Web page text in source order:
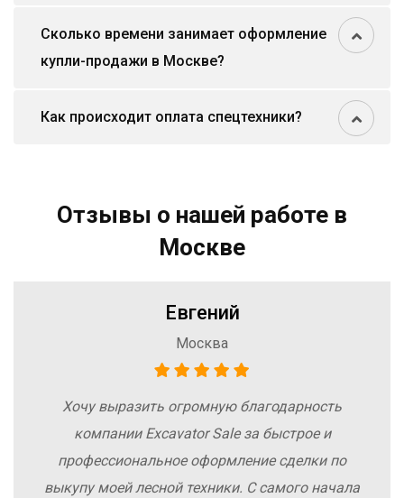
Сколько времени занимает оформление
купли-продажи в Москве?
Как происходит оплата спецтехники?
Отзывы о нашей работе в
Москве
Евгений
Москва
Хочу выразить огромную благодарность
компании Excavator Sale за быстрое и
профессиональное оформление сделки по
выкупу моей лесной техники. С самого начала